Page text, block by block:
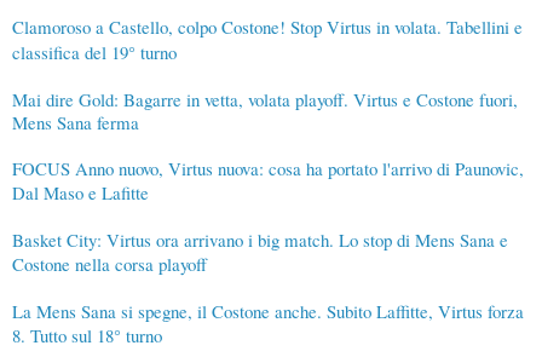
Clamoroso a Castello, colpo Costone! Stop Virtus in volata. Tabellini e
classifica del 19° turno
Mai dire Gold: Bagarre in vetta, volata playoff. Virtus e Costone fuori,
Mens Sana ferma
FOCUS Anno nuovo, Virtus nuova: cosa ha portato l'arrivo di Paunovic,
Dal Maso e Lafitte
Basket City: Virtus ora arrivano i big match. Lo stop di Mens Sana e
Costone nella corsa playoff
La Mens Sana si spegne, il Costone anche. Subito Laffitte, Virtus forza
8. Tutto sul 18° turno